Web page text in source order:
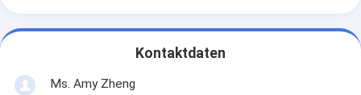
Kontaktdaten
Ms. Amy Zheng